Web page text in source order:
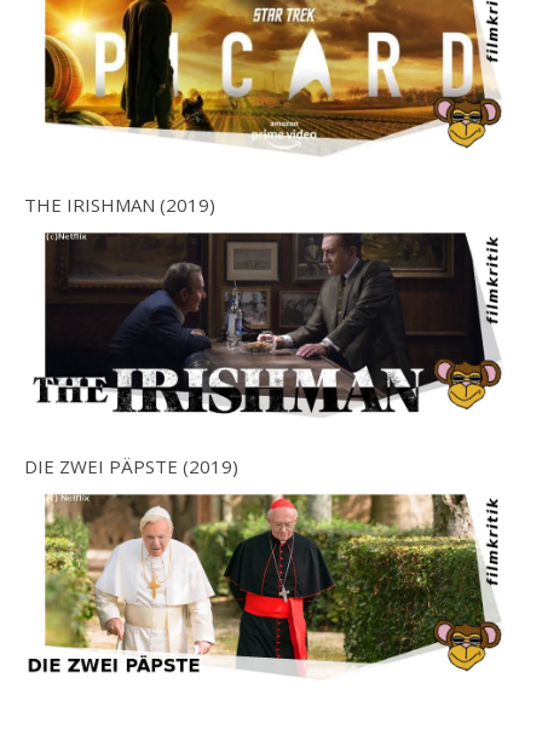
THE IRISHMAN (2019)
DIE ZWEI PÄPSTE (2019)